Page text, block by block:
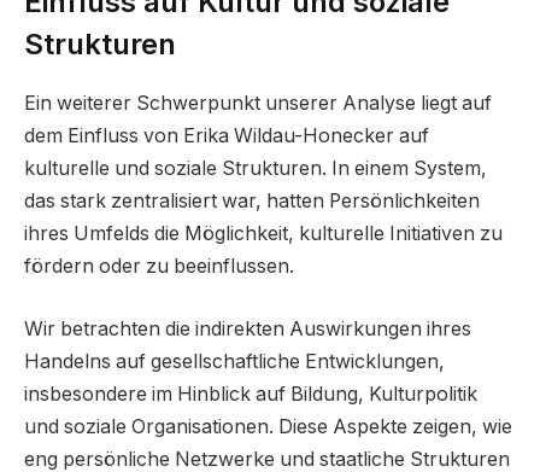
Strukturen
Ein weiterer Schwerpunkt unserer Analyse liegt auf
dem Einfluss von Erika Wildau-Honecker auf
kulturelle und soziale Strukturen. In einem System,
das stark zentralisiert war, hatten Persönlichkeiten
ihres Umfelds die Möglichkeit, kulturelle Initiativen zu
fördern oder zu beeinflussen.
Wir betrachten die indirekten Auswirkungen ihres
Handelns auf gesellschaftliche Entwicklungen,
insbesondere im Hinblick auf Bildung, Kulturpolitik
und soziale Organisationen. Diese Aspekte zeigen, wie
eng persönliche Netzwerke und staatliche Strukturen